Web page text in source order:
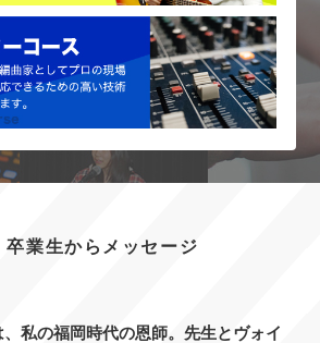
卒業生からメッセージ
、私の福岡時代の恩師。先生とヴォイ